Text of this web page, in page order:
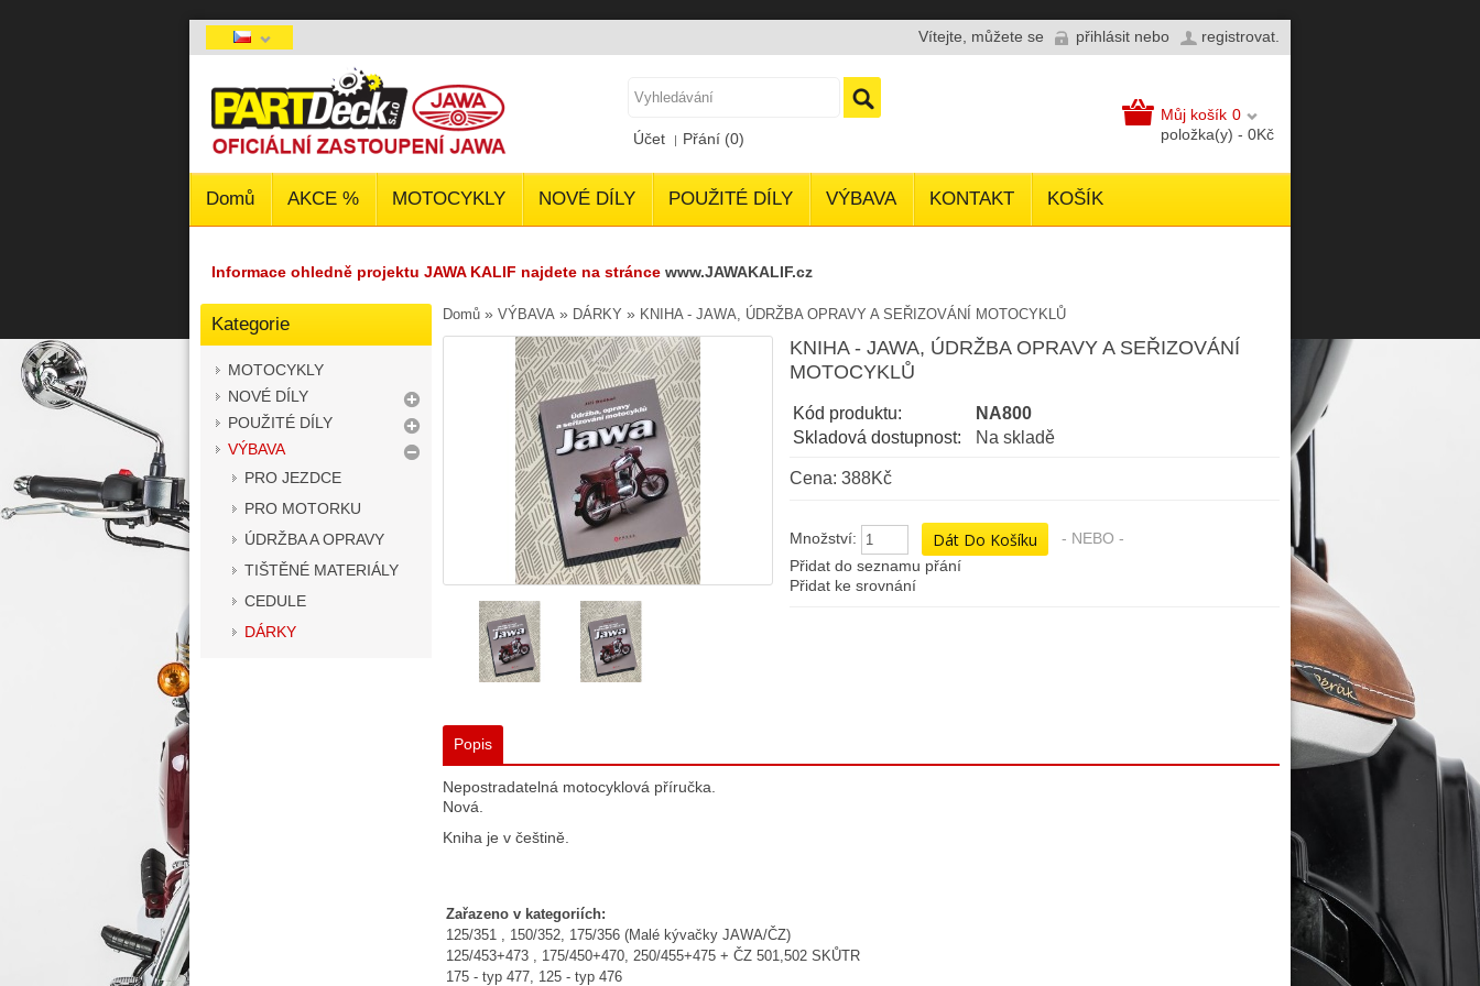
Vítejte, můžete se přihlásit nebo registrovat
Účet Přání (0)
Můj košík 0
položka(y) - 0Kč
Domů AKCE % MOTOCYKLY NOVÉ DÍLY POUŽITÉ DÍLY VÝBAVA KONTAKT KOŠÍK
Informace ohledně projektu JAWA KALIF najdete na stránce www.JAWAKALIF.cz
Kategorie
MOTOCYKLY
NOVÉ DÍLY
POUŽITÉ DÍLY
VÝBAVA
PRO JEZDCE
PRO MOTORKU
ÚDRŽBA A OPRAVY
TIŠTĚNÉ MATERIÁLY
CEDULE
DÁRKY
Domů » VÝBAVA » DÁRKY » KNIHA - JAWA, ÚDRŽBA OPRAVY A SEŘIZOVÁNÍ MOTOCYKLŮ
KNIHA - JAWA, ÚDRŽBA OPRAVY A SEŘIZOVÁNÍ
MOTOCYKLŮ
Kód produktu:
NA800
Skladová dostupnost:
Na skladě
Cena: 388Kč
Množství:
- NEBO -
Přidat do seznamu přání
Přidat ke srovnání
Popis
Nepostradatelná motocyklová příručka.
Nová.
Kniha je v češtině.
Zařazeno v kategoriích:
125/351 , 150/352, 175/356 (Malé kývačky JAWA/ČZ)
125/453+473 , 175/450+470, 250/455+475 + ČZ 501,502 SKŮTR
175 - typ 477, 125 - typ 476